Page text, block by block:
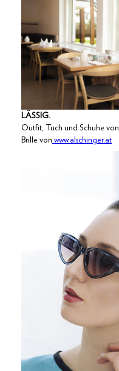
LÄSSIG.
Outfit, Tuch und Schuhe von
Brille von www.alschinger.at